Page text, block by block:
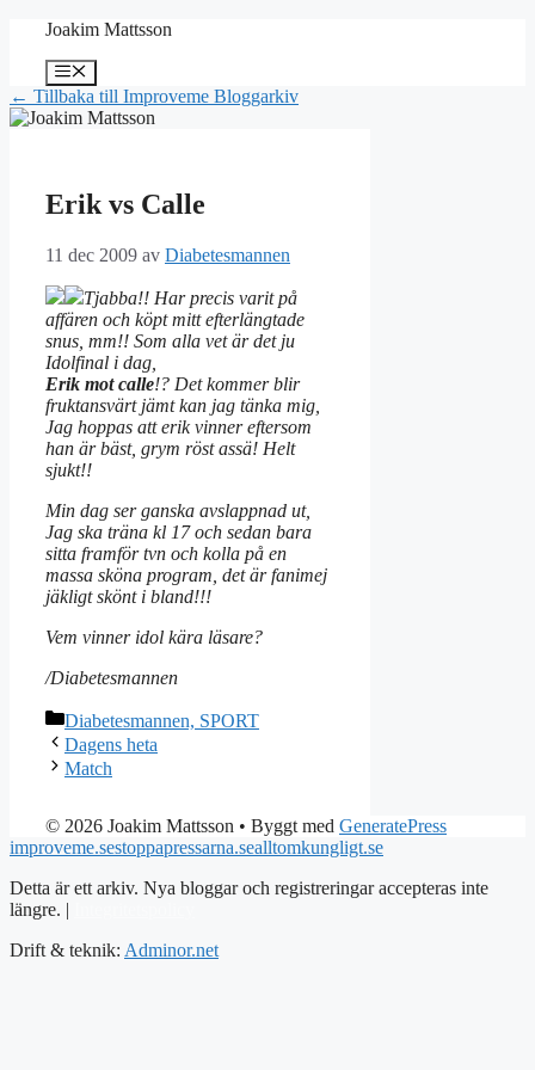
Hoppa
innehåll
Joakim Mattsson
Meny
← Tillbaka till Improveme Bloggarkiv
Erik vs Calle
11 dec 2009 av Diabetesmannen
Tjabba!! Har precis varit på
affären och köpt mitt efterlängtade
snus, mm!! Som alla vet är det ju
Idolfinal i dag,
Erik mot calle!? Det kommer blir
fruktansvärt jämt kan jag tänka mig,
Jag hoppas att erik vinner eftersom
han är bäst, grym röst assä! Helt
sjukt!!
Min dag ser ganska avslappnad ut,
Jag ska träna kl 17 och sedan bara
sitta framför tvn och kolla på en
massa sköna program, det är fanimej
jäkligt skönt i bland!!!
Vem vinner idol kära läsare?
/Diabetesmannen
Kategorier
Diabetesmannen, SPORT
Dagens heta
Match
© 2026 Joakim Mattsson • Byggt med GeneratePress
improveme.sestoppapressarna.sealltomkungligt.se
Detta är ett arkiv. Nya bloggar och registreringar accepteras inte
längre. |
Drift & teknik: Adminor.net